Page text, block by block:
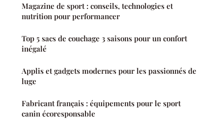
Magazine de sport : conseils, technologies et
nutrition pour performancer
Top 5 sacs de couchage 3 saisons pour un confort
inégalé
Applis et gadgets modernes pour les passionnés de
luge
Fabricant français : équipements pour le sport
canin écoresponsable